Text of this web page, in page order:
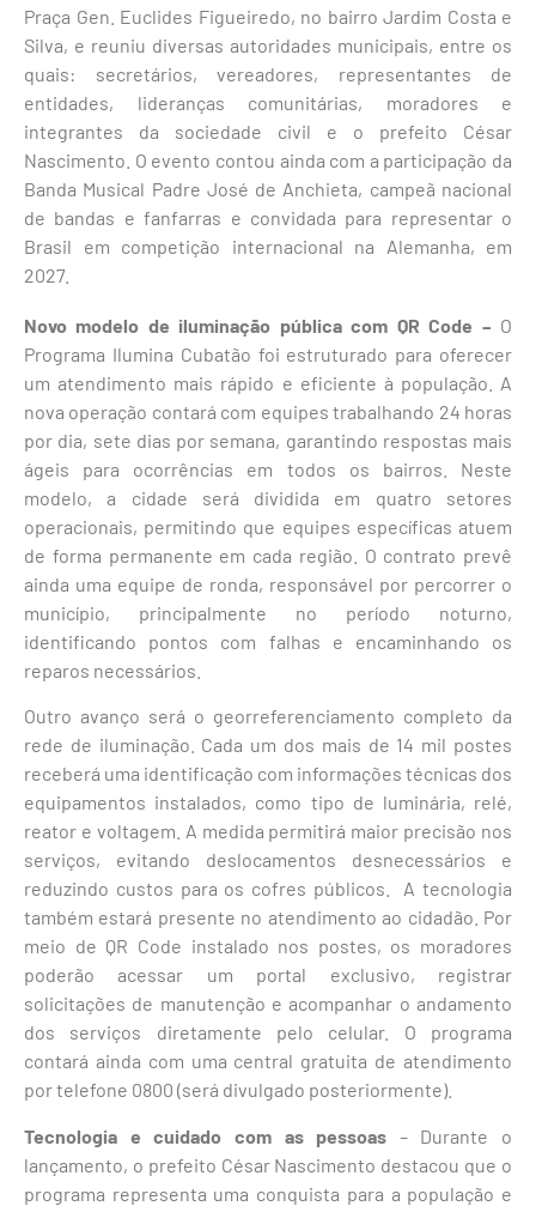
Praça Gen. Euclides Figueiredo, no bairro Jardim Costa e
Silva, e reuniu diversas autoridades municipais, entre os
quais: secretários, vereadores, representantes de
entidades, lideranças comunitárias, moradores e
integrantes da sociedade civil e o prefeito César
Nascimento. O evento contou ainda com a participação da
Banda Musical Padre José de Anchieta, campeã nacional
de bandas e fanfarras e convidada para representar o
Brasil em competição internacional na Alemanha, em
2027.
Novo modelo de iluminação pública com QR Code – O
Programa Ilumina Cubatão foi estruturado para oferecer
um atendimento mais rápido e eficiente à população. A
nova operação contará com equipes trabalhando 24 horas
por dia, sete dias por semana, garantindo respostas mais
ágeis para ocorrências em todos os bairros. Neste
modelo, a cidade será dividida em quatro setores
operacionais, permitindo que equipes específicas atuem
de forma permanente em cada região. O contrato prevê
ainda uma equipe de ronda, responsável por percorrer o
município, principalmente no período noturno,
identificando pontos com falhas e encaminhando os
reparos necessários.
Outro avanço será o georreferenciamento completo da
rede de iluminação. Cada um dos mais de 14 mil postes
receberá uma identificação com informações técnicas dos
equipamentos instalados, como tipo de luminária, relé,
reator e voltagem. A medida permitirá maior precisão nos
serviços, evitando deslocamentos desnecessários e
reduzindo custos para os cofres públicos. A tecnologia
também estará presente no atendimento ao cidadão. Por
meio de QR Code instalado nos postes, os moradores
poderão acessar um portal exclusivo, registrar
solicitações de manutenção e acompanhar o andamento
dos serviços diretamente pelo celular. O programa
contará ainda com uma central gratuita de atendimento
por telefone 0800 (será divulgado posteriormente).
Tecnologia e cuidado com as pessoas – Durante o
lançamento, o prefeito César Nascimento destacou que o
programa representa uma conquista para a população e